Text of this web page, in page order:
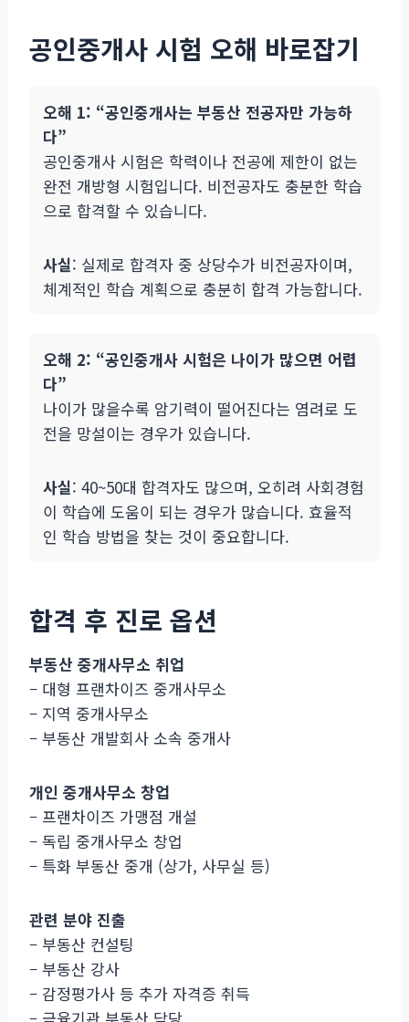
공인중개사 시험 오해 바로잡기
오해 1: “공인중개사는 부동산 전공자만 가능하
다”
공인중개사 시험은 학력이나 전공에 제한이 없는
완전 개방형 시험입니다. 비전공자도 충분한 학습
으로 합격할 수 있습니다.
사실: 실제로 합격자 중 상당수가 비전공자이며,
체계적인 학습 계획으로 충분히 합격 가능합니다.
오해 2: “공인중개사 시험은 나이가 많으면 어렵
다”
나이가 많을수록 암기력이 떨어진다는 염려로 도
전을 망설이는 경우가 있습니다.
사실: 40~50대 합격자도 많으며, 오히려 사회경험
이 학습에 도움이 되는 경우가 많습니다. 효율적
인 학습 방법을 찾는 것이 중요합니다.
합격 후 진로 옵션
부동산 중개사무소 취업
– 대형 프랜차이즈 중개사무소
– 지역 중개사무소
– 부동산 개발회사 소속 중개사
개인 중개사무소 창업
– 프랜차이즈 가맹점 개설
– 독립 중개사무소 창업
– 특화 부동산 중개 (상가, 사무실 등)
관련 분야 진출
– 부동산 컨설팅
– 부동산 강사
– 감정평가사 등 추가 자격증 취득